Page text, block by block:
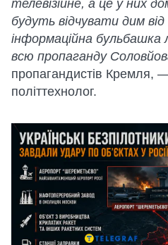
телевізійне, а це у них
будуть відчувати дим
інформаційна бульбашка
всю пропаганду
пропагандистів Кремля,
політтехнолог.